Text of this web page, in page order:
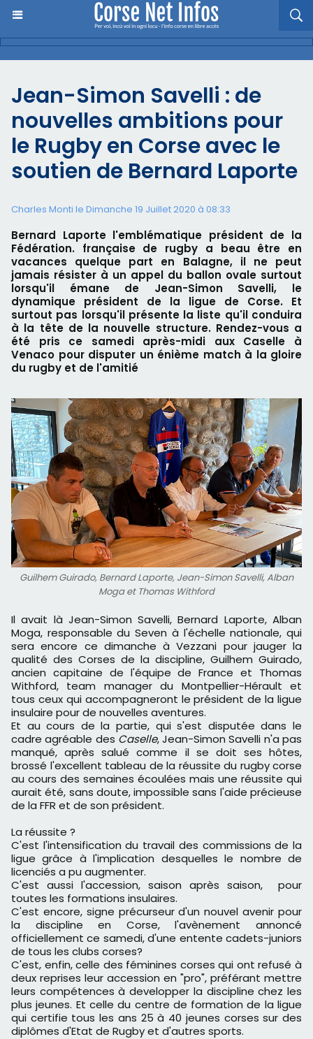
Jean-Simon Savelli : de
nouvelles ambitions pour
le Rugby en Corse avec le
soutien de Bernard Laporte
Charles Monti le Dimanche 19 Juillet 2020 à 08:33
Bernard Laporte l'emblématique président de la
Fédération. française de rugby a beau être en
vacances quelque part en Balagne, il ne peut
jamais résister à un appel du ballon ovale surtout
lorsqu'il émane de Jean-Simon Savelli, le
dynamique président de la ligue de Corse. Et
surtout pas lorsqu'il présente la liste qu'il conduira
à la tête de la nouvelle structure. Rendez-vous a
été pris ce samedi après-midi aux Caselle à
Venaco pour disputer un énième match à la gloire
du rugby et de l'amitié
Guilhem Guirado, Bernard Laporte, Jean-Simon Savelli, Alban
Moga et Thomas Withford
Il avait là Jean-Simon Savelli, Bernard Laporte, Alban
Moga, responsable du Seven à l'échelle nationale, qui
sera encore ce dimanche à Vezzani pour jauger la
qualité des Corses de la discipline, Guilhem Guirado,
ancien capitaine de l'équipe de France et Thomas
Withford, team manager du Montpellier-Hérault et
tous ceux qui accompagneront le président de la ligue
insulaire pour de nouvelles aventures.
Et au cours de la partie, qui s'est disputée dans le
cadre agréable des Caselle, Jean-Simon Savelli n'a pas
manqué, après salué comme il se doit ses hôtes,
brossé l'excellent tableau de la réussite du rugby corse
au cours des semaines écoulées mais une réussite qui
aurait été, sans doute, impossible sans l'aide précieuse
de la FFR et de son président.
La réussite ?
C'est l'intensification du travail des commissions de la
ligue grâce à l'implication desquelles le nombre de
licenciés a pu augmenter.
C'est aussi l'accession, saison après saison, pour
toutes les formations insulaires.
C'est encore, signe précurseur d'un nouvel avenir pour
la discipline en Corse, l'avènement annoncé
officiellement ce samedi, d'une entente cadets-juniors
de tous les clubs corses?
C'est, enfin, celle des féminines corses qui ont refusé à
deux reprises leur accession en "pro", préférant mettre
leurs compétences à developper la discipline chez les
plus jeunes. Et celle du centre de formation de la ligue
qui certifie tous les ans 25 à 40 jeunes corses sur des
diplômes d'Etat de Rugby et d'autres sports.